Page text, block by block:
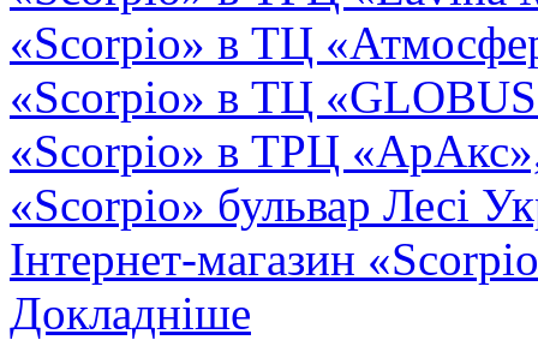
«Scorpio» в ТЦ
«Scorpio» в ТЦ
«Scorpio» в ТРЦ
«Scorpio» бульвар Лесі
Інтернет-магазин
Докладніше